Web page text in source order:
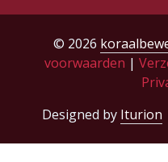
© 2026
voorwaarden |
Designed by Iturion